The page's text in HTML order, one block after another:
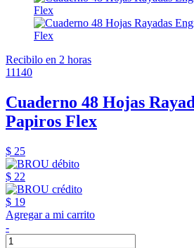
Recibilo en 2 horas
11140
Cuaderno 48 Hojas
Papiros Flex
$ 25
$ 22
$ 19
Agregar a mi carrito
-